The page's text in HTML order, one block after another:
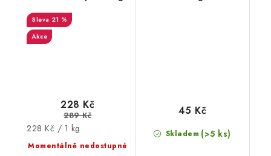
21 %
Akce
Momentálně nedostupné
228 Kč
289 Kč
Měrná
cena:
228 Kč / 1 kg Skladem (>5 ks)
45 Kč